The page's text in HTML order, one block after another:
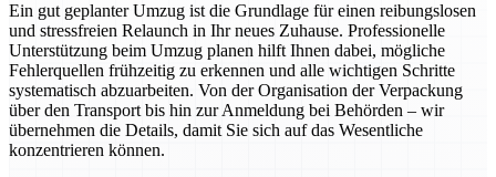
Ein gut geplanter Umzug ist die Grundlage für einen reibungslosen
und stressfreien Relaunch in Ihr neues Zuhause. Professionelle
Unterstützung beim Umzug planen hilft Ihnen dabei, mögliche
Fehlerquellen frühzeitig zu erkennen und alle wichtigen Schritte
systematisch abzuarbeiten. Von der Organisation der Verpackung
über den Transport bis hin zur Anmeldung bei Behörden – wir
übernehmen die Details, damit Sie sich auf das Wesentliche
konzentrieren können.